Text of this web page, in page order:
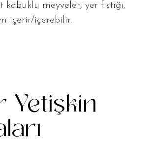
meyveler, yer fıstığı,
içerir/içerebilir.
Yetişkin